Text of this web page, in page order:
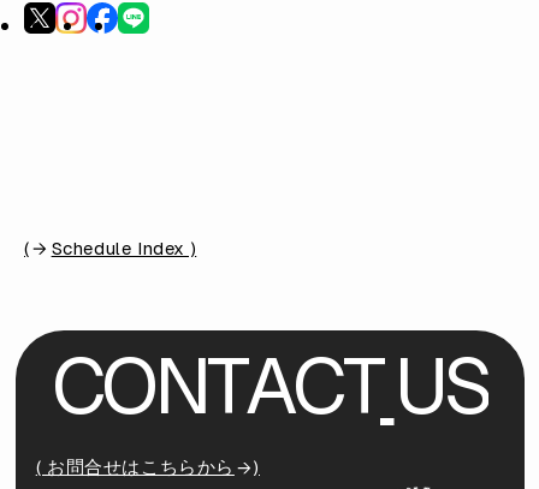
( Schedule Index )
CONTACT US
( お問合せはこちらから )